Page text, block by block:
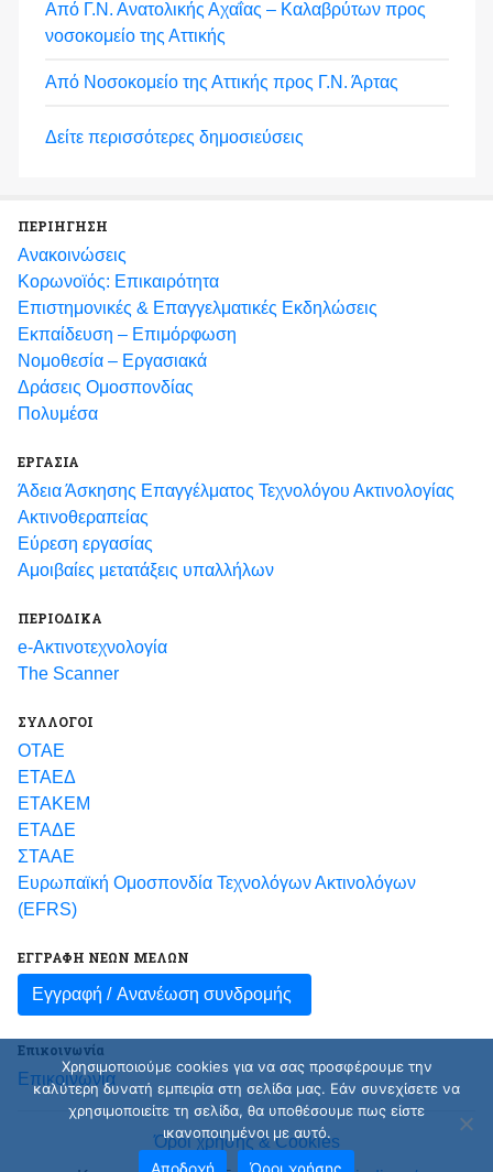
Από Γ.Ν. Ανατολικής Αχαΐας – Καλαβρύτων προς
νοσοκομείο της Αττικής
Από Νοσοκομείο της Αττικής προς Γ.Ν. Άρτας
Δείτε περισσότερες δημοσιεύσεις
ΠΕΡΙΗΓΗΣΗ
Ανακοινώσεις
Κορωνοϊός: Επικαιρότητα
Eπιστημονικές & Επαγγελματικές Eκδηλώσεις
Εκπαίδευση – Επιμόρφωση
Νομοθεσία – Εργασιακά
Δράσεις Ομοσπονδίας
Πολυμέσα
ΕΡΓΑΣΙΑ
Άδεια Άσκησης Επαγγέλματος Τεχνολόγου Ακτινολογίας
Ακτινοθεραπείας
Εύρεση εργασίας
Αμοιβαίες μετατάξεις υπαλλήλων
ΠΕΡΙΟΔΙΚΑ
e-Ακτινοτεχνολογία
The Scanner
ΣΥΛΛΟΓΟΙ
ΟΤΑΕ
ΕΤΑΕΔ
ΕΤΑΚΕΜ
ΕΤΑΔΕ
ΣΤΑΑΕ
Ευρωπαϊκή Ομοσπονδία Τεχνολόγων Ακτινολόγων
(EFRS)
ΕΓΓΡΑΦΗ ΝΕΩΝ ΜΕΛΩΝ
Εγγραφή / Ανανέωση συνδρομής
Επικοινωνία
Επικοινωνία
Όροι χρήσης & Cookies
Χρησιμοποιούμε cookies για να σας προσφέρουμε την
καλύτερη δυνατή εμπειρία στη σελίδα μας. Εάν συνεχίσετε να
χρησιμοποιείτε τη σελίδα, θα υποθέσουμε πως είστε
ικανοποιημένοι με αυτό.
Αποδοχή Όροι χρήσης